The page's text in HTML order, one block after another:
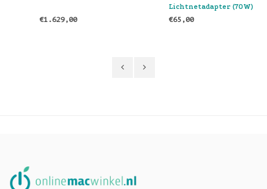
€1.629,00
Lichtnetadapter (70W)
€65,00